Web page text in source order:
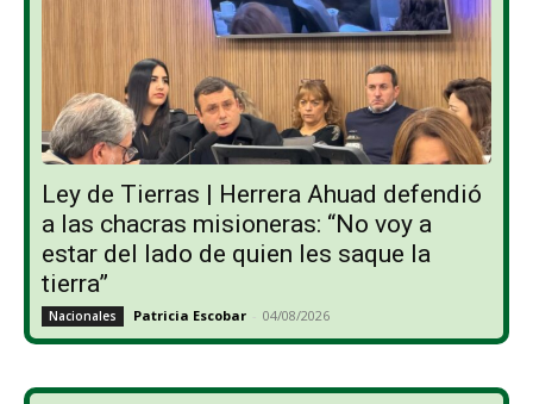
Ley de Tierras | Herrera Ahuad defendió
a las chacras misioneras: “No voy a
estar del lado de quien les saque la
tierra”
Nacionales Patricia Escobar - 04/08/2026